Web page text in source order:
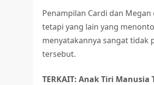
Penampilan Cardi dan
tetapi yang lain yang
menyatakannya sangat tidak
tersebut.
TERKAIT: Anak Tiri